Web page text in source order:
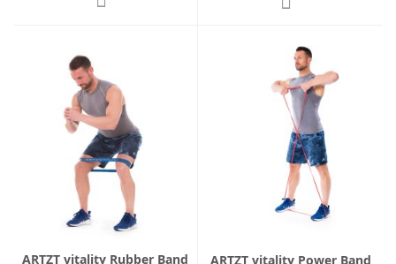
ARTZT vitality Rubber Band ARTZT vitality Power Band